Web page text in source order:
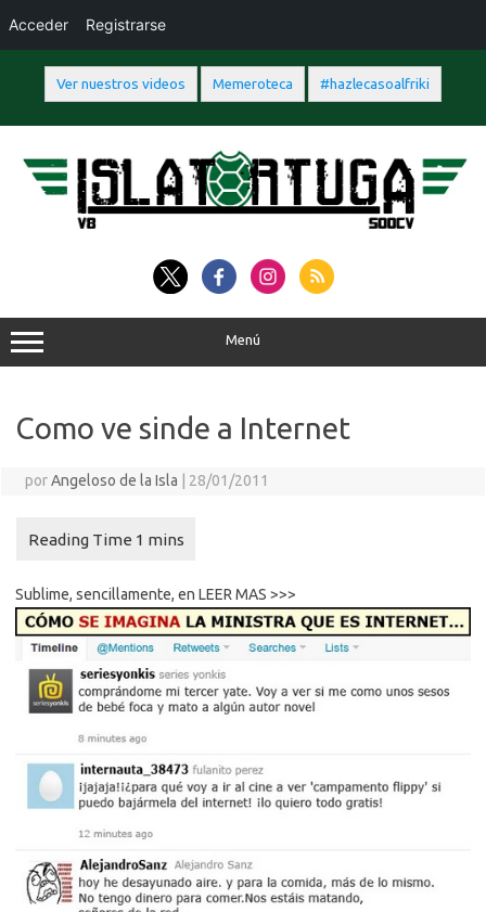
Ver nuestros videos Memeroteca #hazlecasoalfriki
contenido
Menú
Como ve sinde a Internet
porAngeloso de la Isla 28/01/2011
Sublime, sencillamente, en LEER MAS >>>
Acceder Registrarse